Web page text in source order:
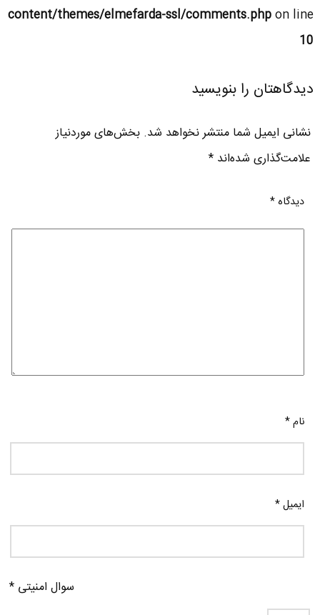
content/themes/elmefarda-ssl/comments.phpon line
10
دیدگاهتان را بنویسید
نشانی ایمیل شما منتشر نخواهد شد. بخش‌های موردنیاز
علامت‌گذاری شده‌اند*
دیدگاه*
نام*
ایمیل*
سوال امنیتی *